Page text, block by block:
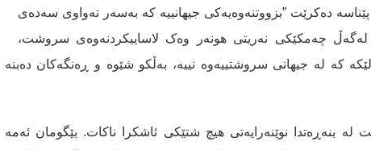
دەکرێت ”بزووتنەوەیەکی جیهانییە کە بەسەر تەواوی سەدەی
لەگەڵ چەمکێکی نەریتی هونەر وەک لاساییکردنەوەی سروشت،
کە لە جیهانی سروشتییەوە نییە، بەڵکو شێوە و ڕەنگەکان دەبنە
لە بنەڕەتدا نوێنەرایەتی هیچ شتێکی ئاشکرا ناکات. بێگومان ئەمە